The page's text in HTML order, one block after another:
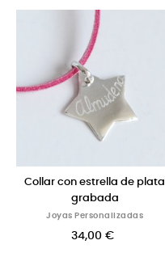
Collar con estrella de plata
grabada
Joyas Personalizadas
34,00 €